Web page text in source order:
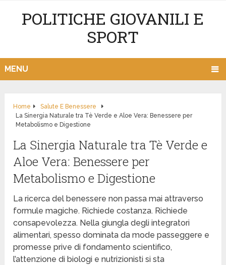
POLITICHE GIOVANILI E
SPORT
MENU
Home
Salute E Benessere
La Sinergia Naturale tra Tè Verde e Aloe Vera: Benessere per
Metabolismo e Digestione
La Sinergia Naturale tra Tè Verde e
Aloe Vera: Benessere per
Metabolismo e Digestione
La ricerca del benessere non passa mai attraverso
formule magiche. Richiede costanza. Richiede
consapevolezza. Nella giungla degli integratori
alimentari, spesso dominata da mode passeggere e
promesse prive di fondamento scientifico,
l’attenzione di biologi e nutrizionisti si sta